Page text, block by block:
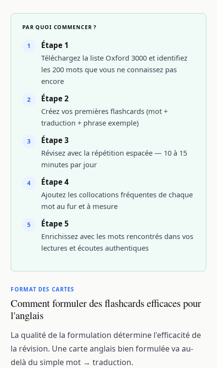
PAR QUOI COMMENCER ?
1
Étape 1
Téléchargez la liste Oxford 3000 et identifiez
les 200 mots que vous ne connaissez pas
encore
2
Étape 2
Créez vos premières flashcards (mot +
traduction + phrase exemple)
3
Étape 3
Révisez avec la répétition espacée — 10 à 15
minutes par jour
4
Étape 4
Ajoutez les collocations fréquentes de chaque
mot au fur et à mesure
5
Étape 5
Enrichissez avec les mots rencontrés dans vos
lectures et écoutes authentiques
FORMAT DES CARTES
Comment formuler des flashcards efficaces pour
l'anglais
La qualité de la formulation détermine l'efficacité de
la révision. Une carte anglais bien formulée va au-
delà du simple mot → traduction.